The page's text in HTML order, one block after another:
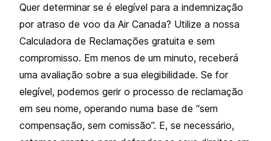
Quer determinar se é elegível para a indemnização
por atraso de voo da Air Canada? Utilize a nossa
Calculadora de Reclamações gratuita e sem
compromisso. Em menos de um minuto, receberá
uma avaliação sobre a sua elegibilidade. Se for
elegível, podemos gerir o processo de reclamação
em seu nome, operando numa base de “sem
compensação, sem comissão”. E, se necessário,